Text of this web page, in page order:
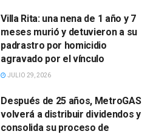
Villa Rita: una nena de 1 año y 7
meses murió y detuvieron a su
padrastro por homicidio
agravado por el vínculo
JULIO 29, 2026
Después de 25 años, MetroGAS
volverá a distribuir dividendos y
consolida su proceso de